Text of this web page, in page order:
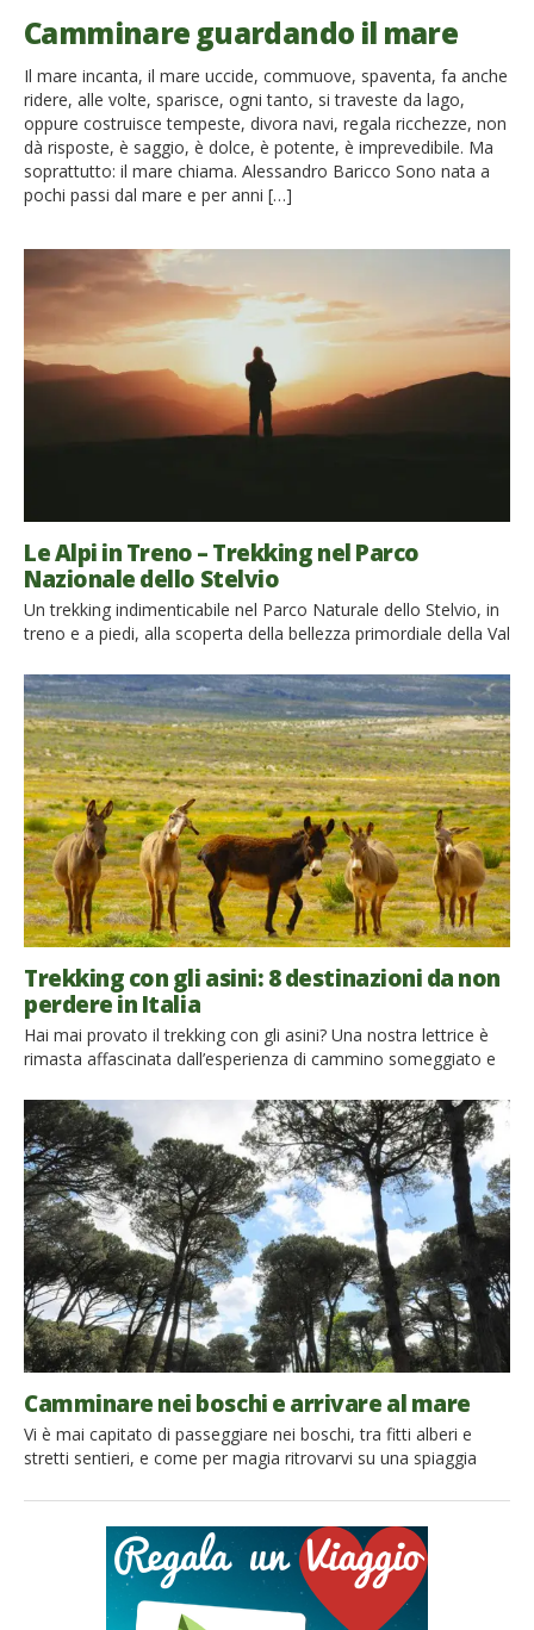
Camminare guardando il mare
Il mare incanta, il mare uccide, commuove, spaventa, fa anche
ridere, alle volte, sparisce, ogni tanto, si traveste da lago,
oppure costruisce tempeste, divora navi, regala ricchezze, non
dà risposte, è saggio, è dolce, è potente, è imprevedibile. Ma
soprattutto: il mare chiama. Alessandro Baricco Sono nata a
pochi passi dal mare e per anni […]
Le Alpi in Treno – Trekking nel Parco
Nazionale dello Stelvio
Un trekking indimenticabile nel Parco Naturale dello Stelvio, in
treno e a piedi, alla scoperta della bellezza primordiale della Val
crescendo alle porte di Trento Alla stazione di Malè, nel cuore
della Val di Sole, quasi mi dispiace scendere, tanto mi ero
abituato allo spettacolo […]
Trekking con gli asini: 8 destinazioni da non
perdere in Italia
Hai mai provato il trekking con gli asini? Una nostra lettrice è
rimasta affascinata dall’esperienza di cammino someggiato e
per sperimentare il viaggio lento in compagnia di inseparabili
ciuchini: dall’Abruzzo, alle colline Piacentine, dal Casentino
selvaggio, all’Umbria, fino alle Alpi. Ciao, conoscete qualcuno
che organizza trekking con gli asini […]
Camminare nei boschi e arrivare al mare
Vi è mai capitato di passeggiare nei boschi, tra fitti alberi e
stretti sentieri, e come per magia ritrovarvi su una spiaggia
decide di fare un’escursione nel Parco di San Rossore, in
Toscana. A pochi chilometri dal centro di Pisa si accede in […]